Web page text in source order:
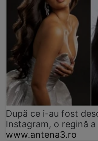
După ce i-au fost
Instagram, o regină
www.antena3.ro